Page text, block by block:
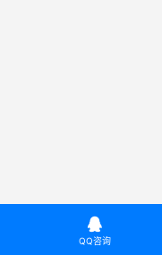

QQ咨询